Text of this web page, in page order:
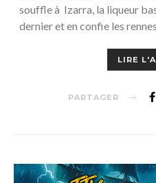
souffle à Izarra, la liqueur
dernier et en confie les
LIRE
PARTAGER